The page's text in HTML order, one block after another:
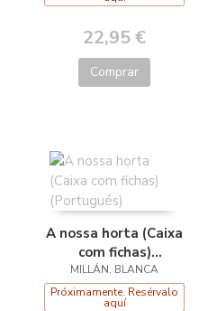
22,95 €
Comprar
A nossa horta (Caixa
com fichas)
(Portugués)
MILLÁN, BLANCA
Próximamente. Resérvalo
aquí